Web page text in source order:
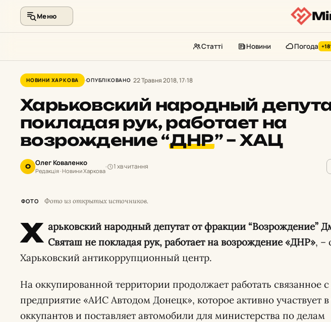
контенту
Меню
Статті Новини Погода
НОВИНИ ХАРКОВА ОПУБЛІКОВАНО 22 Травня 2018, 17:18
Харьковский народный
покладая рук, работает на
возрождение “ДНР” – ХАЦ
О Олег Коваленко
Редакція · Новини Харкова
1 хв читання
ФОТО Фото из открытых источников.
Х арьковский народный депутат от фракции “Возрождение”
Святаш не покладая рук, работает на возрождение «ДНР», –
Харьковский антикоррупционный центр.
На оккупированной территории продолжает работать связанное
предприятие «АИС Автодом Донецк», которое активно участвует в
оккупантов и поставляет автомобили для министерства по делам